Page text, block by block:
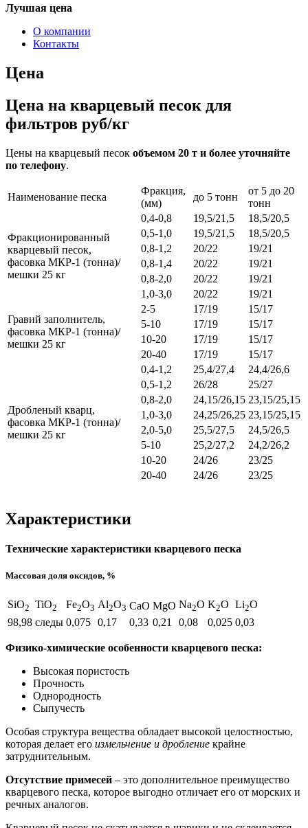
Лучшая цена
О компании
Контакты
Цена
Цена на кварцевый песок для
фильтров руб/кг
Цены на кварцевый песок объемом 20 т и более уточняйте
по телефону.
Наименование песка
Фракция,
(мм)
до 5 тонн
от 5 до 20
тонн
Фракционированный
кварцевый песок,
фасовка МКР-1 (тонна)/
мешки 25 кг
0,4-0,8 19,5/21,5
18,5/20,5
0,5-1,0
19,5/21,5
18,5/20,5
0,8-1,2
20/22
19/21
0,8-1,4
20/22
19/21
0,8-2,0
20/22
19/21
1,0-3,0
20/22 19/21
Гравий заполнитель,
фасовка МКР-1 (тонна)/
мешки 25 кг
2-5 17/19
15/17
5-10
17/19
15/17
10-20
17/19
15/17
20-40
17/19 15/17
Дробленый кварц,
фасовка МКР-1 (тонна)/
мешки 25 кг
0,4-1,2 25,4/27,4
24,4/26,6
0,5-1,2
26/28
25/27
0,8-2,0
24,15/26,15 23,15/25,15
1,0-3,0
24,25/26,25 23,15/25,15
2,0-5,0
25,5/27,5
24,5/26,5
5-10
25,2/27,2
24,2/26,2
10-20
24/26
23/25
20-40
24/26 23/25
Характеристики
Технические характеристики кварцевого песка
Массовая доля оксидов, %
SiO2 TiO2 Fe2O3 Al2O3 CaO MgO Na2O K2O Li2O
98,98 следы 0,075 0,17 0,33 0,21 0,08 0,025 0,03
Физико-химические особенности кварцевого песка:
Высокая пористость
Прочность
Однородность
Сыпучесть
Особая структура вещества обладает высокой целостностью,
которая делает его измельчение и дробление крайне
затруднительным.
Отсутствие примесей – это дополнительное преимущество
кварцевого песка, которое выгодно отличает его от морских и
речных аналогов.